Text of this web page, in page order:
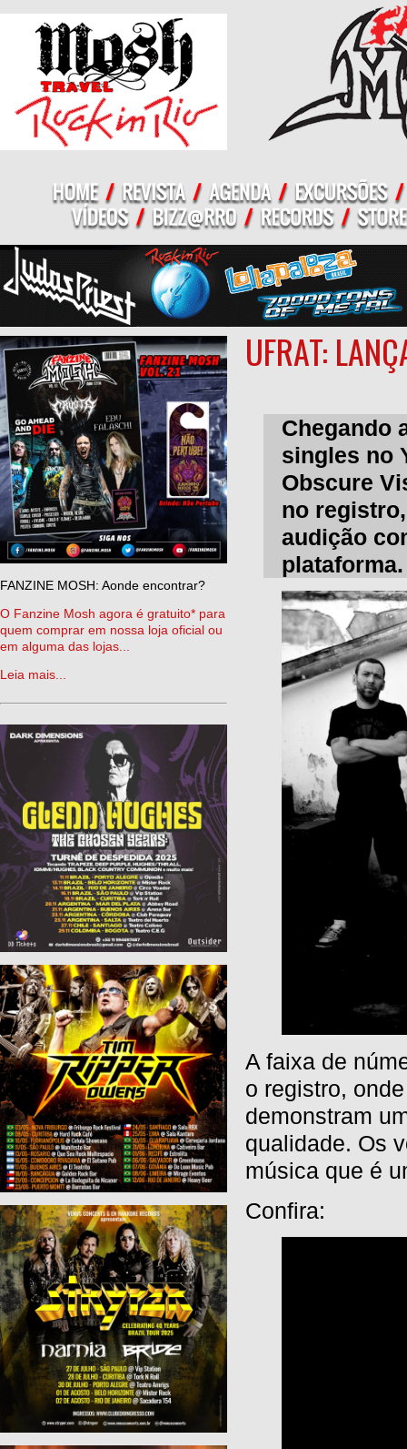
FANZINE MOSH: Aonde encontrar?
O Fanzine Mosh agora é gratuito* para
quem comprar em nossa loja oficial ou
em alguma das lojas...
Leia mais...
UFRAT:
Chegando
singles no
Obscure
no
audição
plataforma.
A faixa de
o registro,
demonstram
qualidade. Os
música que é
Confira: